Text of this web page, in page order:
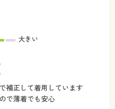
大きい
補正して着用しています
で薄着でも安心